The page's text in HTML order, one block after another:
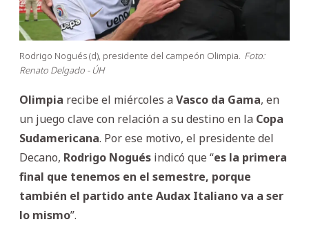
Rodrigo Nogués (d), presidente del campeón Olimpia. Foto:
Renato Delgado - ÚH
Olimpia recibe el miércoles aVasco da Gama, en
un juego clave con relación a su destino en la Copa
Sudamericana. Por ese motivo, el presidente del
Decano, Rodrigo Nogués indicó que “es la primera
final que tenemos en el semestre, porque
también el partido ante Audax Italiano va a ser
lo mismo”.